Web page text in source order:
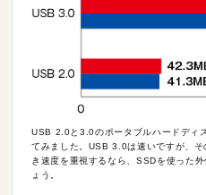
USB 2.0と3.0のポータブルハードディ
てみました。USB 3.0は速いですが、
き速度を重視するなら、SSDを使った
ょう。